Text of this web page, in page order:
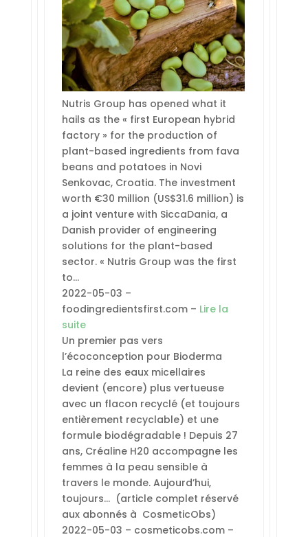
Nutris Group has opened what it
hails as the « first European hybrid
factory » for the production of
plant-based ingredients from fava
beans and potatoes in Novi
Senkovac, Croatia. The investment
worth €30 million (US$31.6 million) is
a joint venture with SiccaDania, a
Danish provider of engineering
solutions for the plant-based
sector. « Nutris Group was the first
to…
2022-05-03 –
foodingredientsfirst.com – Lire la
suite
Un premier pas vers
l’écoconception pour Bioderma
La reine des eaux micellaires
devient (encore) plus vertueuse
avec un flacon recyclé (et toujours
entièrement recyclable) et une
formule biodégradable ! Depuis 27
ans, Créaline H20 accompagne les
femmes à la peau sensible à
travers le monde. Aujourd’hui,
toujours… (article complet réservé
aux abonnés à CosmeticObs)
2022-05-03 – cosmeticobs.com –